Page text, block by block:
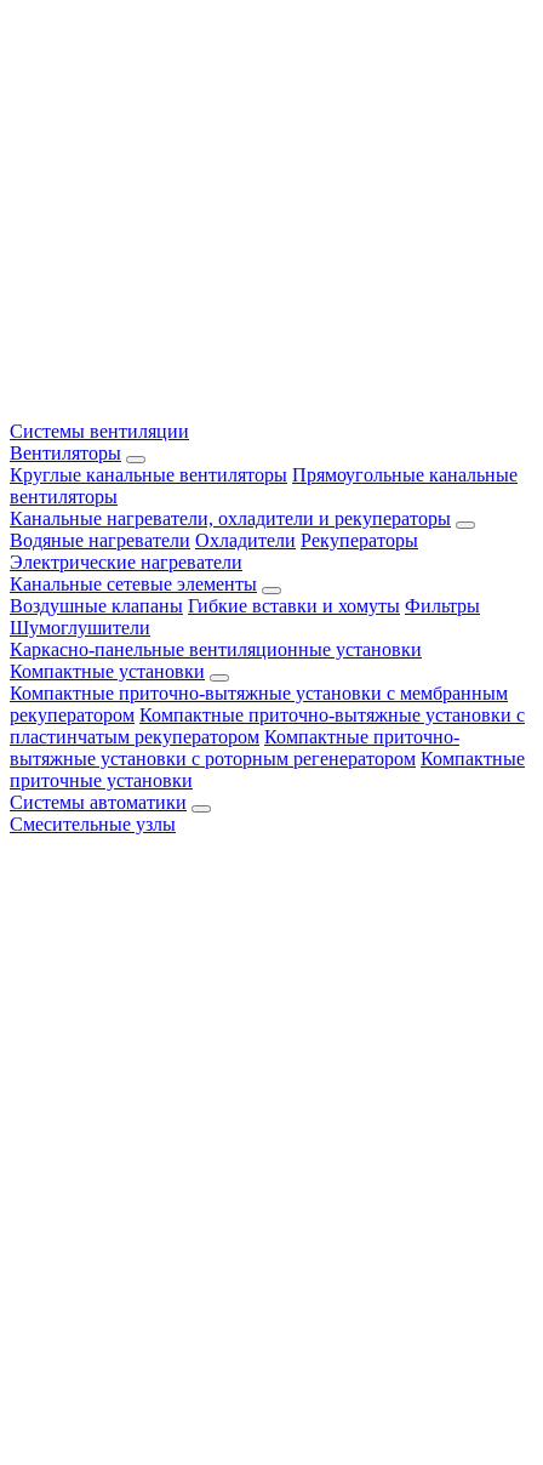
Системы вентиляции
Вентиляторы
Круглые канальные вентиляторы Прямоугольные канальные
вентиляторы
Канальные нагреватели, охладители и рекуператоры
Водяные нагреватели Охладители Рекуператоры
Электрические нагреватели
Канальные сетевые элементы
Воздушные клапаны Гибкие вставки и хомуты Фильтры
Шумоглушители
Каркасно-панельные вентиляционные установки
Компактные установки
Компактные приточно-вытяжные установки с мембранным
рекуператором Компактные приточно-вытяжные установки с
пластинчатым рекуператором Компактные приточно-
вытяжные установки с роторным регенератором Компактные
приточные установки
Системы автоматики
Смесительные узлы